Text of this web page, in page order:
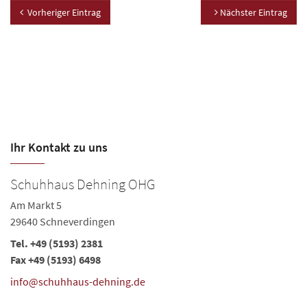
Vorheriger Eintrag Nächster Eintrag
Ihr Kontakt zu uns
Schuhhaus Dehning OHG
Am Markt 5
29640 Schneverdingen
Tel. +49 (5193) 2381
Fax +49 (5193) 6498
info@schuhhaus-dehning.de